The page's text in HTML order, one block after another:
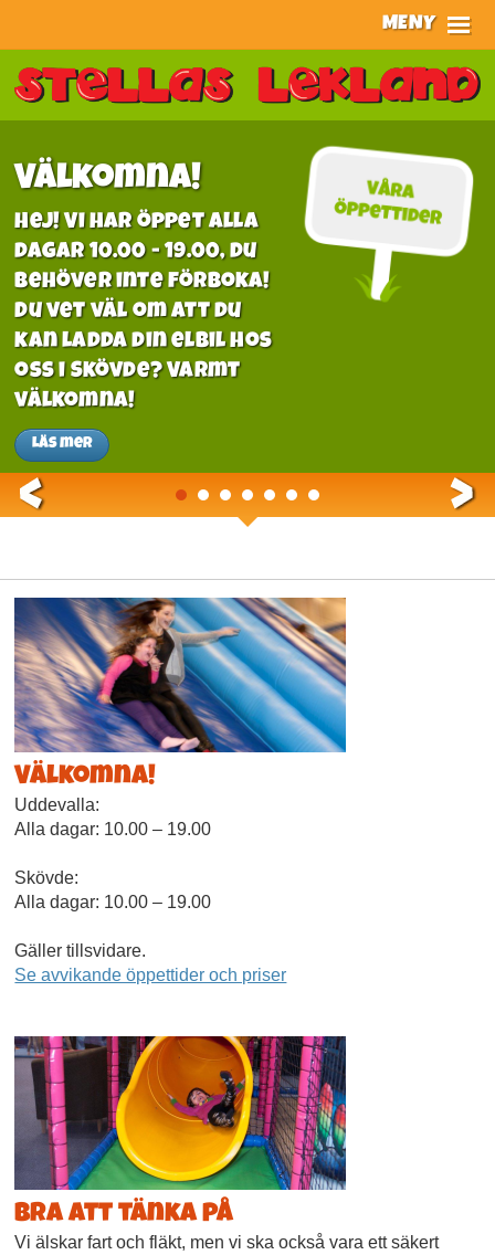
MENY
HEM
AKTIVITETER
BILDER
MAT & DRYCK
INFÖR BESÖKET
OM OSS
Välkomna!
Hej! Vi har öppet alla
dagar 10.00 - 19.00, du
behöver inte förboka!
Du vet väl om att du
kan ladda din elbil hos
oss i Skövde? Varmt
välkomna!
Läs mer
Välkomna!
Uddevalla:
Alla dagar: 10.00 – 19.00
Skövde:
Alla dagar: 10.00 – 19.00
Gäller tillsvidare.
Se avvikande öppettider och priser
Bra att tänka på
Vi älskar fart och fläkt, men vi ska också vara ett säkert